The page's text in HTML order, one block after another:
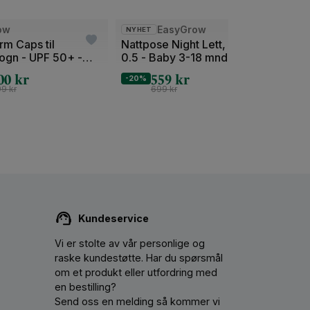
i tre størrelser:
Lengde:
80-95 cm
spesielt om du har en aktiv baby som liker
Caps til
- UPF 50+ -
kr
kr
Bilde
av
NYHET EasyGrow
Nattpose Night Lett, TOG
0.5 - Baby 3-18 mnd |
Vår/Sommer
-20% 559kr
699kr
Kundeservice
Vi er stolte av vår personlige og
raske kundestøtte. Har du spørsmål
om et produkt eller utfordring med
en bestilling?
Send oss ​​en melding så kommer vi